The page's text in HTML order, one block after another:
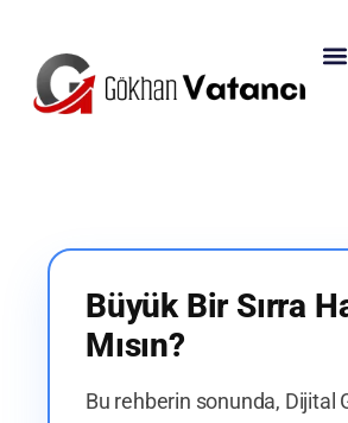
Büyük Bir Sırra
Mısın?
Bu rehberin sonunda, Dijital